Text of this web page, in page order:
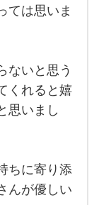
ては思いま
ないと思う
くれると嬉
思いまし
ちに寄り添
んが優しい